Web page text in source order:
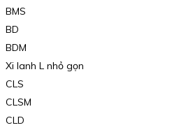
BMS
BD
BDM
Xi lanh L nhỏ gọn
CLS
CLSM
CLD